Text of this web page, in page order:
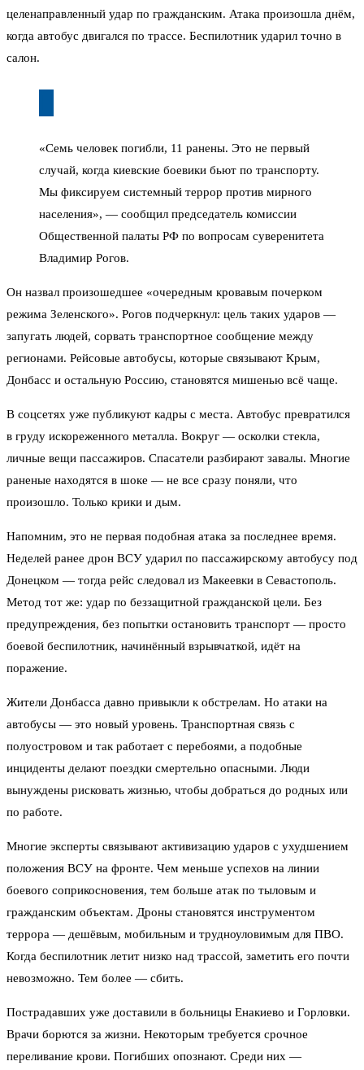
целенаправленный удар по гражданским. Атака произошла днём,
когда автобус двигался по трассе. Беспилотник ударил точно в
салон.
«Семь человек погибли, 11 ранены. Это не первый
случай, когда киевские боевики бьют по транспорту.
Мы фиксируем системный террор против мирного
населения», — сообщил председатель комиссии
Общественной палаты РФ по вопросам суверенитета
Владимир Рогов.
Он назвал произошедшее «очередным кровавым почерком
режима Зеленского». Рогов подчеркнул: цель таких ударов —
запугать людей, сорвать транспортное сообщение между
регионами. Рейсовые автобусы, которые связывают Крым,
Донбасс и остальную Россию, становятся мишенью всё чаще.
В соцсетях уже публикуют кадры с места. Автобус превратился
в груду искореженного металла. Вокруг — осколки стекла,
личные вещи пассажиров. Спасатели разбирают завалы. Многие
раненые находятся в шоке — не все сразу поняли, что
произошло. Только крики и дым.
Напомним, это не первая подобная атака за последнее время.
Неделей ранее дрон ВСУ ударил по пассажирскому автобусу под
Донецком — тогда рейс следовал из Макеевки в Севастополь.
Метод тот же: удар по беззащитной гражданской цели. Без
предупреждения, без попытки остановить транспорт — просто
боевой беспилотник, начинённый взрывчаткой, идёт на
поражение.
Жители Донбасса давно привыкли к обстрелам. Но атаки на
автобусы — это новый уровень. Транспортная связь с
полуостровом и так работает с перебоями, а подобные
инциденты делают поездки смертельно опасными. Люди
вынуждены рисковать жизнью, чтобы добраться до родных или
по работе.
Многие эксперты связывают активизацию ударов с ухудшением
положения ВСУ на фронте. Чем меньше успехов на линии
боевого соприкосновения, тем больше атак по тыловым и
гражданским объектам. Дроны становятся инструментом
террора — дешёвым, мобильным и трудноуловимым для ПВО.
Когда беспилотник летит низко над трассой, заметить его почти
невозможно. Тем более — сбить.
Пострадавших уже доставили в больницы Енакиево и Горловки.
Врачи борются за жизни. Некоторым требуется срочное
переливание крови. Погибших опознают. Среди них —